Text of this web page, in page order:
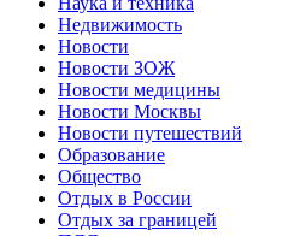
Недвижимость
Новости
Новости ЗОЖ
Новости медицины
Новости Москвы
Новости путешествий
Образование
Общество
Отдых в России
Отдых за границей